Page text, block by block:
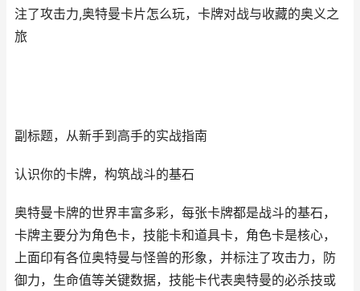
注了攻击力,奥特曼卡片怎么玩，卡牌对战与收藏的奥义之
旅
副标题，从新手到高手的实战指南
认识你的卡牌，构筑战斗的基石
奥特曼卡牌的世界丰富多彩，每张卡牌都是战斗的基石，
卡牌主要分为角色卡，技能卡和道具卡，角色卡是核心，
上面印有各位奥特曼与怪兽的形象，并标注了攻击力，防
御力，生命值等关键数据，技能卡代表奥特曼的必杀技或